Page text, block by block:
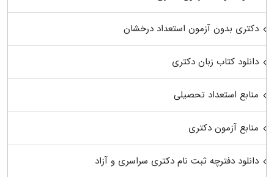
دکتری بدون آزمون استعداد درخشان
دانلود کتاب زبان دکتری
منابع استعداد تحصیلی
منابع آزمون دکتری
دانلود دفترچه ثبت نام دکتری سراسری و آزاد